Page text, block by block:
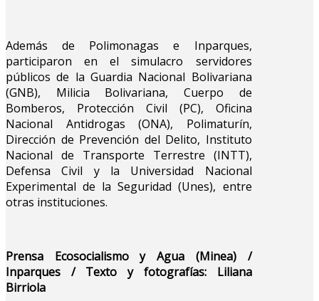
Además de Polimonagas e Inparques,
participaron en el simulacro servidores
públicos de la Guardia Nacional Bolivariana
(GNB), Milicia Bolivariana, Cuerpo de
Bomberos, Protección Civil (PC), Oficina
Nacional Antidrogas (ONA), Polimaturín,
Dirección de Prevención del Delito, Instituto
Nacional de Transporte Terrestre (INTT),
Defensa Civil y la Universidad Nacional
Experimental de la Seguridad (Unes), entre
otras instituciones.
Prensa Ecosocialismo y Agua (Minea) /
Inparques / Texto y fotografías: Liliana
Birriola